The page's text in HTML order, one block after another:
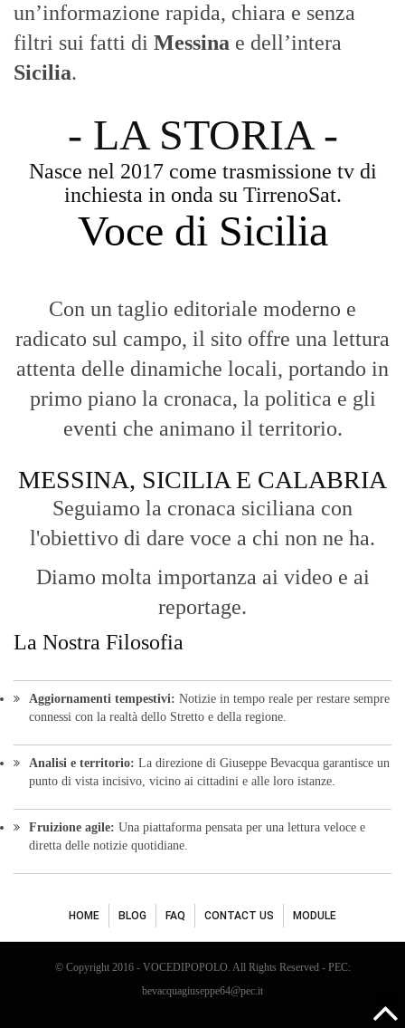
un’informazione rapida, chiara e senza
filtri sui fatti di Messina e dell’intera
Sicilia.
- LA STORIA -
Nasce nel 2017 come trasmissione tv di
inchiesta in onda su TirrenoSat.
Voce di Sicilia
Con un taglio editoriale moderno e
radicato sul campo, il sito offre una lettura
attenta delle dinamiche locali, portando in
primo piano la cronaca, la politica e gli
eventi che animano il territorio.
MESSINA, SICILIA E CALABRIA
Seguiamo la cronaca siciliana con
l'obiettivo di dare voce a chi non ne ha.
Diamo molta importanza ai video e ai
reportage.
La Nostra Filosofia
Aggiornamenti tempestivi: Notizie in tempo reale per restare sempre
connessi con la realtà dello Stretto e della regione.
Analisi e territorio: La direzione di Giuseppe Bevacqua garantisce un
punto di vista incisivo, vicino ai cittadini e alle loro istanze.
Fruizione agile: Una piattaforma pensata per una lettura veloce e
diretta delle notizie quotidiane.
HOME BLOG FAQ CONTACT US MODULE
© Copyright 2016 - VOCEDIPOPOLO. All Rights Reserved - PEC:
bevacquagiuseppe64@pec.it